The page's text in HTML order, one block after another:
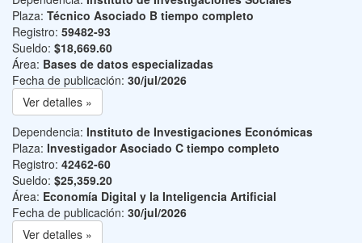
Plaza: Técnico Asociado B tiempo completo
Registro: 59482-93
Sueldo: $18,669.60
Área: Bases de datos especializadas
Fecha de publicación: 30/jul/2026
Ver detalles »
Dependencia: Instituto de Investigaciones Económicas
Plaza: Investigador Asociado C tiempo completo
Registro: 42462-60
Sueldo: $25,359.20
Área: Economía Digital y la Inteligencia Artificial
Fecha de publicación: 30/jul/2026
Ver detalles »